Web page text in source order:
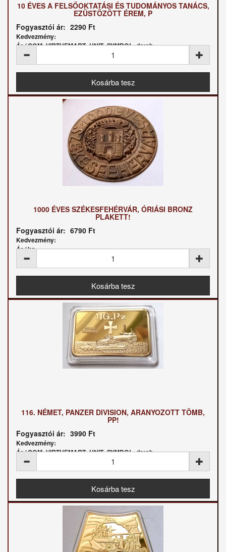
10 ÉVES A FELSŐOKTATÁSI ÉS TUDOMÁNYOS TANÁCS,
EZÜSTÖZÖTT ÉREM, P
Fogyasztói ár: 2290 Ft
Kedvezmény:
Ár / COM_VIRTUEMART_UNIT_SYMBOL_darab:
1000 ÉVES SZÉKESFEHÉRVÁR, ÓRIÁSI BRONZ
PLAKETT!
Fogyasztói ár: 6790 Ft
Kedvezmény:
Ár / kg:
116. NÉMET, PANZER DIVISION, ARANYOZOTT TÖMB,
PP!
Fogyasztói ár: 3990 Ft
Kedvezmény:
Ár / COM_VIRTUEMART_UNIT_SYMBOL_darab: